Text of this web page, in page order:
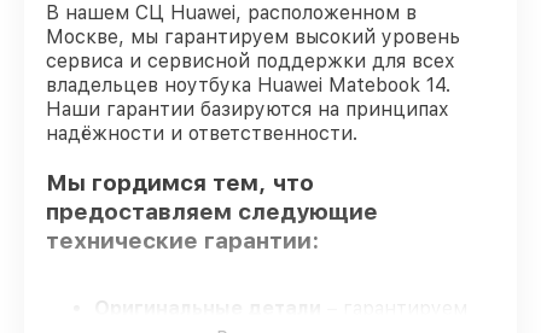
В нашем СЦ Huawei, расположенном в
Москве, мы гарантируем высокий уровень
сервиса и сервисной поддержки для всех
владельцев ноутбука Huawei Matebook 14.
Наши гарантии базируются на принципах
надёжности и ответственности.
Мы гордимся тем, что
предоставляем следующие
технические гарантии:
Оригинальные детали